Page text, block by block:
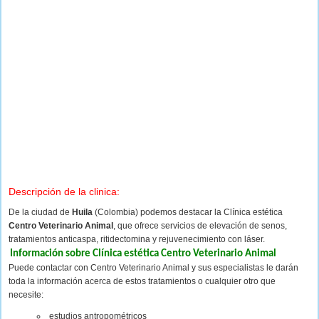
Descripción de la clinica:
De la ciudad de Huila (Colombia) podemos destacar la Clínica estética
Centro Veterinario Animal , que ofrece servicios de elevación de senos,
tratamientos anticaspa, ritidectomina y rejuvenecimiento con láser.
Información sobre Clínica estética Centro Veterinario Animal
Puede contactar con Centro Veterinario Animal y sus especialistas le darán
toda la información acerca de estos tratamientos o cualquier otro que
necesite:
estudios antropométricos